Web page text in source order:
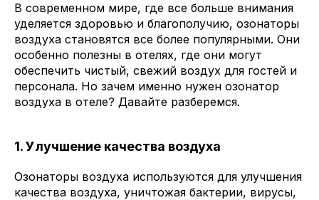
В современном мире, где все больше внимания
уделяется здоровью и благополучию, озонаторы
воздуха становятся все более популярными. Они
особенно полезны в отелях, где они могут
обеспечить чистый, свежий воздух для гостей и
персонала. Но зачем именно нужен озонатор
воздуха в отеле? Давайте разберемся.
1. Улучшение качества воздуха
Озонаторы воздуха используются для улучшения
качества воздуха, уничтожая бактерии, вирусы,